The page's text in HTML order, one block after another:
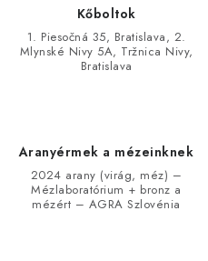
Kőboltok
1. Piesočná 35, Bratislava, 2.
Mlynské Nivy 5A, Tržnica Nivy,
Bratislava
Aranyérmek a mézeinknek
2024 arany (virág, méz) –
Mézlaboratórium + bronz a
mézért – AGRA Szlovénia